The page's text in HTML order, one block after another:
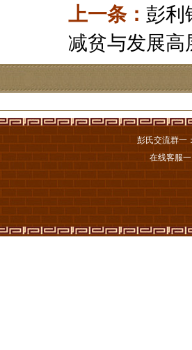
上一条： 彭利
减贫与发展
彭氏交流群一
在线客服